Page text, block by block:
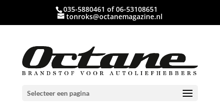
035-5880461 of 06-53108651
tonroks@octanemagazine.nl
Selecteer een pagina